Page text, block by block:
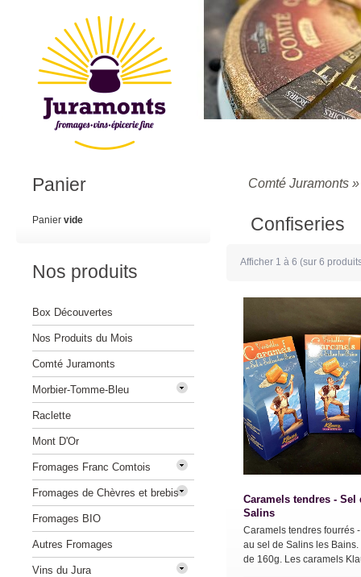
Comté Juramonts
Confiseries
Afficher 1 à 6 (sur 6
Caramels tendres - Sel
Salins
Caramels tendres fourrés
au sel de Salins les Bains.
de 160g. Les caramels
Panier
Panier vide
Nos produits
Box Découvertes
Nos Produits du Mois
Comté Juramonts
Morbier-Tomme-Bleu
Raclette
Mont D'Or
Fromages Franc Comtois
Fromages de Chèvres et brebis
Fromages BIO
Autres Fromages
Vins du Jura